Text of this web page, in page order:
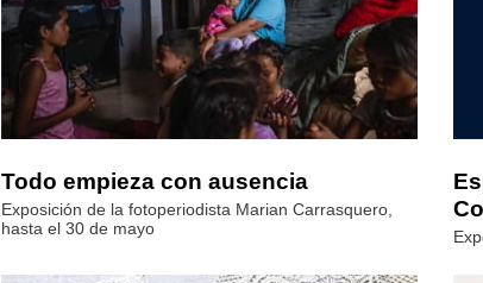
Todo empieza con ausencia
Exposición de la fotoperiodista Marian Carrasquero,
hasta el 30 de mayo